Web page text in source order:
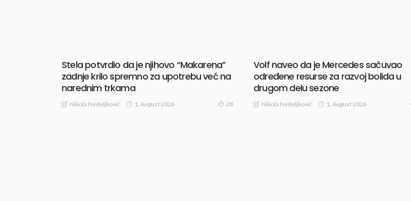
Stela potvrdio da je njihovo “Makarena”
zadnje krilo spremno za upotrebu već na
narednim trkama
Nikola Nedeljković 1, August 2026 28
Volf naveo da je Mercedes sačuvao
određene resurse za razvoj bolida u
drugom delu sezone
Nikola Nedeljković 1, August 2026